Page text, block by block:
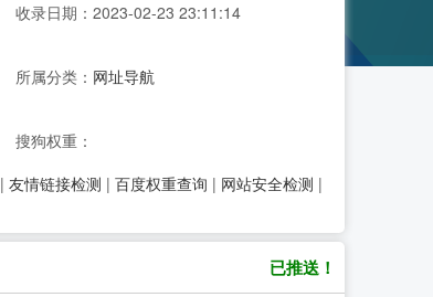
收录日期：2023-02-23 23:11:14
所属分类： 网址导航
搜狗权重：
| 友情链接检测 | 百度权重查询 | 网站安全检测 |
已推送！